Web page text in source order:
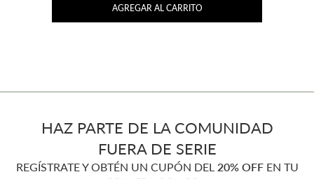
HAZ PARTE DE LA COMUNIDAD
FUERA DE SERIE
REGÍSTRATE Y OBTÉN UN CUPÓN DEL 20% OFFEN TU